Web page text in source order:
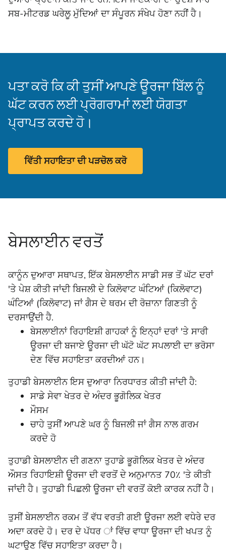
ਸਬ-ਮੀਟਰਡ ਘਰੇਲੂ ਮੁੱਦਿਆਂ ਦਾ ਸੰਪੂਰਨ ਸੰਖੇਪ ਹੋਣਾ ਨਹੀਂ ਹੈ।
ਪਤਾ ਕਰੋ ਕਿ ਕੀ ਤੁਸੀਂ ਆਪਣੇ ਊਰਜਾ ਬਿੱਲ ਨੂੰ
ਘੱਟ ਕਰਨ ਲਈ ਪ੍ਰੋਗਰਾਮਾਂ ਲਈ ਯੋਗਤਾ
ਪ੍ਰਾਪਤ ਕਰਦੇ ਹੋ।
ਵਿੱਤੀ ਸਹਾਇਤਾ ਦੀ ਪੜਚੋਲ ਕਰੋ
ਬੇਸਲਾਈਨ ਵਰਤੋਂ
ਕਾਨੂੰਨ ਦੁਆਰਾ ਸਥਾਪਤ, ਇੱਕ ਬੇਸਲਾਈਨ ਸਾਡੀ ਸਭ ਤੋਂ ਘੱਟ ਦਰਾਂ
'ਤੇ ਪੇਸ਼ ਕੀਤੀ ਜਾਂਦੀ ਬਿਜਲੀ ਦੇ ਕਿਲੋਵਾਟ ਘੰਟਿਆਂ (ਕਿਲੋਵਾਟ)
ਘੰਟਿਆਂ (ਕਿਲੋਵਾਟ) ਜਾਂ ਗੈਸ ਦੇ ਥਰਮ ਦੀ ਰੋਜ਼ਾਨਾ ਗਿਣਤੀ ਨੂੰ
ਦਰਸਾਉਂਦੀ ਹੈ.
ਬੇਸਲਾਈਨਾਂ ਰਿਹਾਇਸ਼ੀ ਗਾਹਕਾਂ ਨੂੰ ਇਨ੍ਹਾਂ ਦਰਾਂ 'ਤੇ ਸਾਰੀ
ਊਰਜਾ ਦੀ ਬਜਾਏ ਊਰਜਾ ਦੀ ਘੱਟੋ ਘੱਟ ਸਪਲਾਈ ਦਾ ਭਰੋਸਾ
ਦੇਣ ਵਿੱਚ ਸਹਾਇਤਾ ਕਰਦੀਆਂ ਹਨ।
ਤੁਹਾਡੀ ਬੇਸਲਾਈਨ ਇਸ ਦੁਆਰਾ ਨਿਰਧਾਰਤ ਕੀਤੀ ਜਾਂਦੀ ਹੈ:
ਸਾਡੇ ਸੇਵਾ ਖੇਤਰ ਦੇ ਅੰਦਰ ਭੂਗੋਲਿਕ ਖੇਤਰ
ਮੌਸਮ
ਚਾਹੇ ਤੁਸੀਂ ਆਪਣੇ ਘਰ ਨੂੰ ਬਿਜਲੀ ਜਾਂ ਗੈਸ ਨਾਲ ਗਰਮ
ਕਰਦੇ ਹੋ
ਤੁਹਾਡੀ ਬੇਸਲਾਈਨ ਦੀ ਗਣਨਾ ਤੁਹਾਡੇ ਭੂਗੋਲਿਕ ਖੇਤਰ ਦੇ ਅੰਦਰ
ਔਸਤ ਰਿਹਾਇਸ਼ੀ ਊਰਜਾ ਦੀ ਵਰਤੋਂ ਦੇ ਅਨੁਮਾਨਤ 70٪ 'ਤੇ ਕੀਤੀ
ਜਾਂਦੀ ਹੈ। ਤੁਹਾਡੀ ਪਿਛਲੀ ਊਰਜਾ ਦੀ ਵਰਤੋਂ ਕੋਈ ਕਾਰਕ ਨਹੀਂ ਹੈ।
ਤੁਸੀਂ ਬੇਸਲਾਈਨ ਰਕਮ ਤੋਂ ਵੱਧ ਵਰਤੀ ਗਈ ਊਰਜਾ ਲਈ ਵਧੇਰੇ ਦਰ
ਅਦਾ ਕਰਦੇ ਹੋ। ਦਰ ਦੇ ਪੱਧਰ ਾਂ ਵਿੱਚ ਵਾਧਾ ਊਰਜਾ ਦੀ ਖਪਤ ਨੂੰ
ਘਟਾਉਣ ਵਿੱਚ ਸਹਾਇਤਾ ਕਰਦਾ ਹੈ।